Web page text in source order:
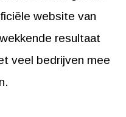
website van
resultaat
veel bedrijven mee